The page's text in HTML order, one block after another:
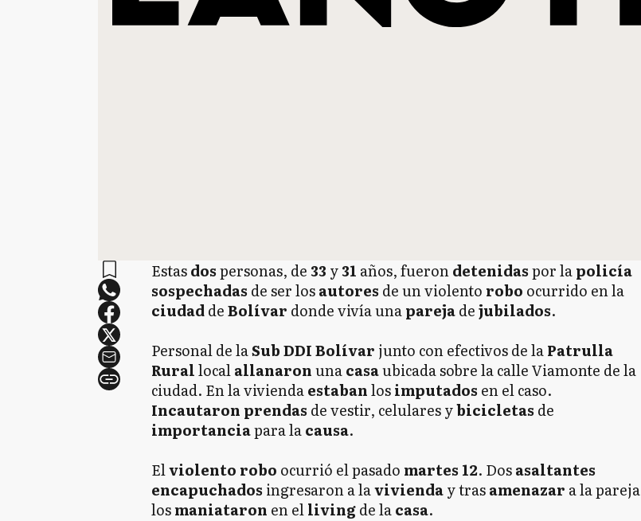
Estasdospersonas, de33 y31 años, fuerondetenidaspor lapolicía
sospechadas de ser losautores de un violento robo ocurrido en la
ciudaddeBolívar donde vivía unaparejadejubilados.
Personal de laSub DDI Bolívar junto con efectivos de laPatrulla
Rurallocalallanaronunacasaubicada sobre la calle Viamonte de la
ciudad. En la viviendaestabanlosimputados en el caso.
Incautaron prendas de vestir, celulares ybicicletas de
importanciapara lacausa.
Elviolento robo ocurrió el pasado martes 12. Dosasaltantes
encapuchados ingresaron a lavivienday trasamenazar a la pareja
losmaniataron en ellivingde lacasa.